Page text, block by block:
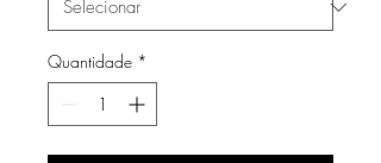
Quantidade *